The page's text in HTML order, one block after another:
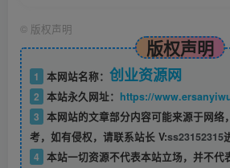
© 版权声明
版权声明
1 本网站名称： 创业资源网
2 本站永久网址： https://
3 本网站的文章部分内容可能来源于网络
考，如有侵权，请联系站长 V:ss23152315
4 本站一切资源不代表本站立场，并不代